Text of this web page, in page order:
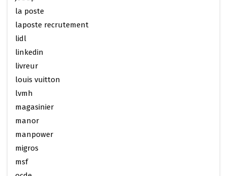
la poste
laposte recrutement
lidl
linkedin
livreur
louis vuitton
lvmh
magasinier
manor
manpower
migros
msf